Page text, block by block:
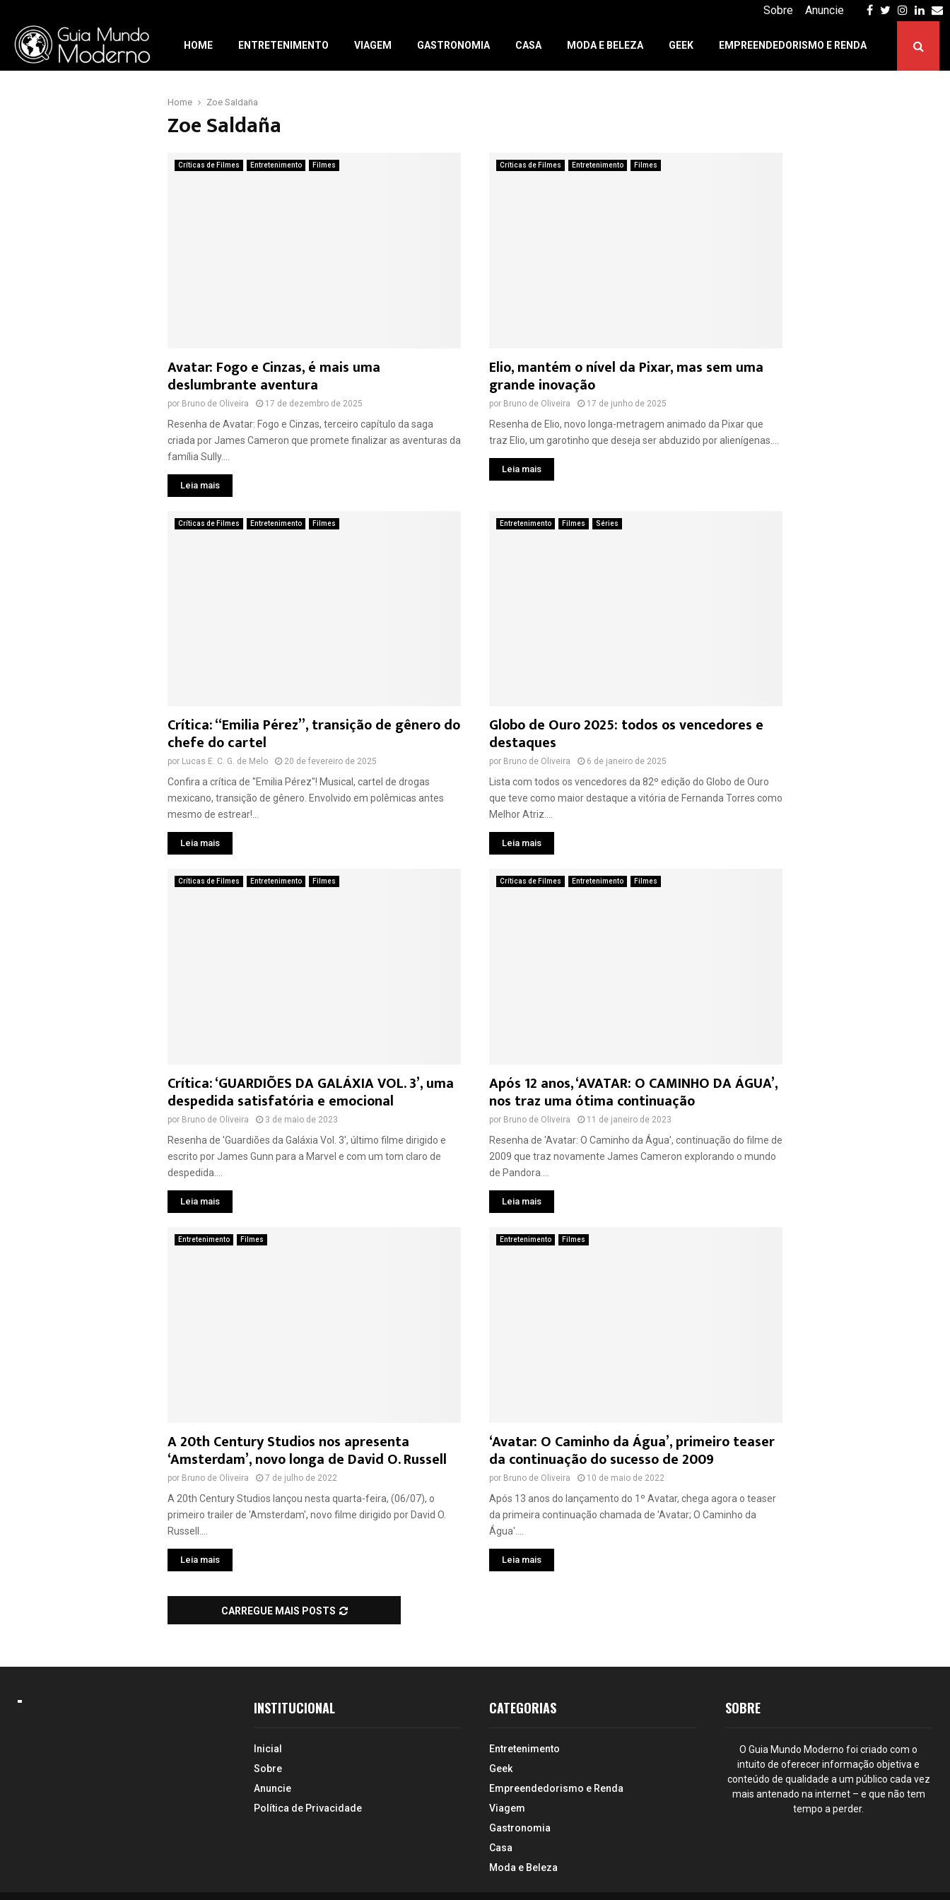
Facebook
Twitter
Sobre Anuncie
HOME ENTRETENIMENTO VIAGEM GASTRONOMIA CASA MODA E BELEZA GEEK EMPREENDEDORISMO E RENDA
Home Zoe Saldaña
Zoe Saldaña
Críticas de Filmes Entretenimento Filmes
Avatar: Fogo e Cinzas, é mais uma
deslumbrante aventura
por Bruno de Oliveira 17 de dezembro de 2025
Resenha de Avatar: Fogo e Cinzas, terceiro capítulo da saga
criada por James Cameron que promete finalizar as aventuras da
família Sully....
Leia mais
Críticas de Filmes Entretenimento Filmes
Elio, mantém o nível da Pixar, mas sem uma
grande inovação
por Bruno de Oliveira 17 de junho de 2025
Resenha de Elio, novo longa-metragem animado da Pixar que
traz Elio, um garotinho que deseja ser abduzido por alienígenas....
Leia mais
Críticas de Filmes Entretenimento Filmes
Crítica: “Emilia Pérez”, transição de gênero do
chefe do cartel
por Lucas E. C. G. de Melo 20 de fevereiro de 2025
Confira a crítica de "Emilia Pérez"! Musical, cartel de drogas
mexicano, transição de gênero. Envolvido em polêmicas antes
mesmo de estrear!...
Leia mais
Entretenimento Filmes Séries
Globo de Ouro 2025: todos os vencedores e
destaques
por Bruno de Oliveira 6 de janeiro de 2025
Lista com todos os vencedores da 82º edição do Globo de Ouro
que teve como maior destaque a vitória de Fernanda Torres como
Melhor Atriz....
Leia mais
Críticas de Filmes Entretenimento Filmes
Crítica: ‘GUARDIÕES DA GALÁXIA VOL. 3’, uma
despedida satisfatória e emocional
por Bruno de Oliveira 3 de maio de 2023
Resenha de 'Guardiões da Galáxia Vol. 3', último filme dirigido e
escrito por James Gunn para a Marvel e com um tom claro de
despedida....
Leia mais
Críticas de Filmes Entretenimento Filmes
Após 12 anos, ‘AVATAR: O CAMINHO DA ÁGUA’,
nos traz uma ótima continuação
por Bruno de Oliveira 11 de janeiro de 2023
Resenha de 'Avatar: O Caminho da Água', continuação do filme de
2009 que traz novamente James Cameron explorando o mundo
de Pandora....
Leia mais
Entretenimento Filmes
A 20th Century Studios nos apresenta
‘Amsterdam’, novo longa de David O. Russell
por Bruno de Oliveira 7 de julho de 2022
A 20th Century Studios lançou nesta quarta-feira, (06/07), o
primeiro trailer de 'Amsterdam', novo filme dirigido por David O.
Russell....
Leia mais
Entretenimento Filmes
‘Avatar: O Caminho da Água’, primeiro teaser
da continuação do sucesso de 2009
por Bruno de Oliveira 10 de maio de 2022
Após 13 anos do lançamento do 1º Avatar, chega agora o teaser
da primeira continuação chamada de 'Avatar; O Caminho da
Água'....
Leia mais
CARREGUE MAIS POSTS
INSTITUCIONAL
Inicial
Sobre
Anuncie
Política de Privacidade
CATEGORIAS
Entretenimento
Geek
Empreendedorismo e Renda
Viagem
Gastronomia
Casa
Moda e Beleza
SOBRE
O Guia Mundo Moderno foi criado com o
intuito de oferecer informação objetiva e
conteúdo de qualidade a um público cada vez
mais antenado na internet – e que não tem
tempo a perder.